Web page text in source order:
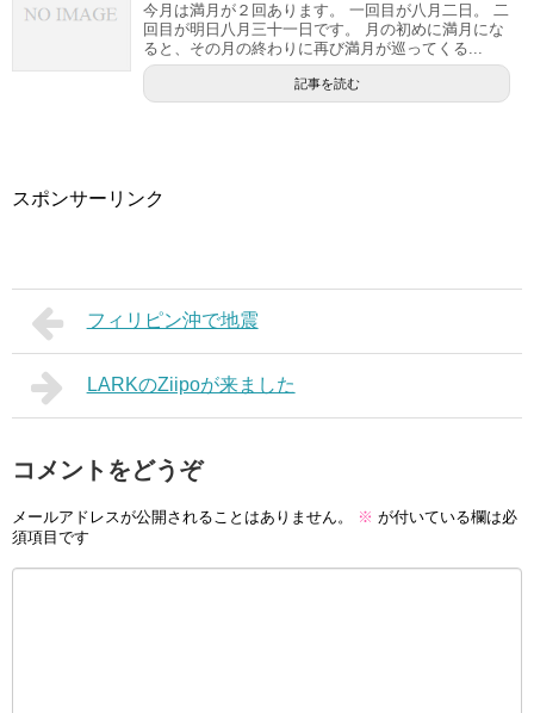
今月は満月が２回あります。 一回目が八月二日。 二
回目が明日八月三十一日です。 月の初めに満月にな
ると、その月の終わりに再び満月が巡ってくる...
記事を読む
スポンサーリンク
フィリピン沖で地震
LARKのZiipoが来ました
コメントをどうぞ
メールアドレスが公開されることはありません。 ※ が付いている欄は必
須項目です